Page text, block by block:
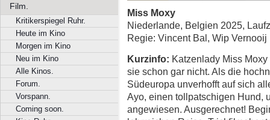
Film.
Kritikerspiegel Ruhr.
Heute im Kino
Morgen im Kino
Neu im Kino
Alle Kinos.
Forum.
Vorspann.
Coming soon.
Miss Moxy
Niederlande, Belgien 2025,
Regie: Vincent Bal, Wip Vernooij
Kurzinfo: Katzenlady Miss
sie schon gar nicht. Als die
Südeuropa unverhofft auf sich
Ayo, einen tollpatschigen Hund,
angewiesen. Ausgerechnet!